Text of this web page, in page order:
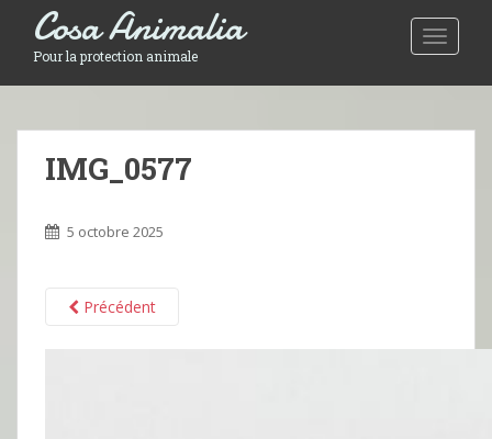
Toggle
Cosa Animalia
Pour la protection animale
IMG_0577
5 octobre 2025
Précédent